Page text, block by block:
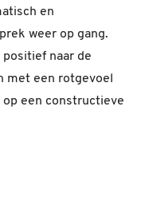
en
weer op gang.
naar de
met een rotgevoel
een constructieve